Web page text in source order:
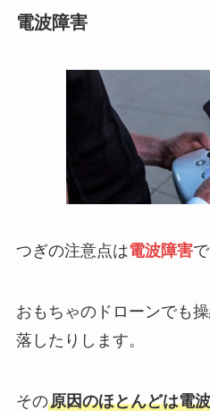
電波障害
つぎの注意点は電波障害で
おもちゃのドローンでも
落したりします。
その原因のほとんどは電